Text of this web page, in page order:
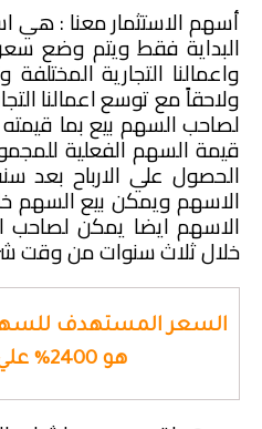
أسهم الاستثمار معنا : هي
البداية فقط ويتم وضع
واعمالنا التجارية
ولاحقاً مع توسع اعمالنا
لصاحب السهم بيع بما
قيمة السهم الفعلية
الحصول علي الارباح
الاسهم ويمكن بيع السهم
الاسهم ايضا يمكن لصاحب
خلال ثلاث سنوات من وقت
السعر المستهدف
هو 2400% علي اقل تقدير